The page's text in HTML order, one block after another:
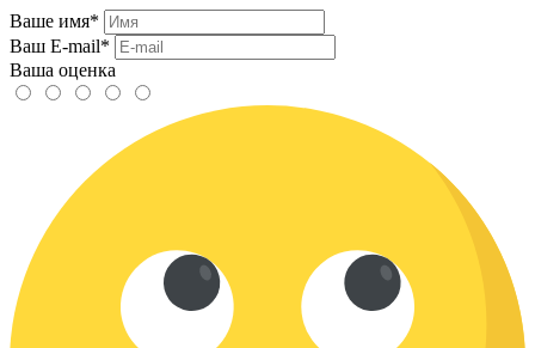
Ваше имя*
Ваш E-mail*
Ваша оценка